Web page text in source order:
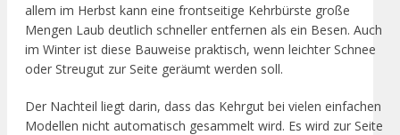
allem im Herbst kann eine frontseitige Kehrbürste große
Mengen Laub deutlich schneller entfernen als ein Besen. Auch
im Winter ist diese Bauweise praktisch, wenn leichter Schnee
oder Streugut zur Seite geräumt werden soll.
Der Nachteil liegt darin, dass das Kehrgut bei vielen einfachen
Modellen nicht automatisch gesammelt wird. Es wird zur Seite